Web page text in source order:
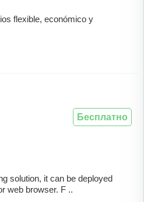
flexible, económico y
solution, it can be deployed
web browser. F ..
Бесплатно